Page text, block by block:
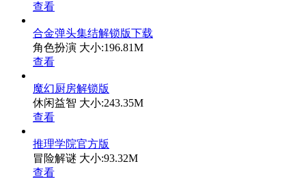
查看
合金弹头集结解锁版下载
角色扮演 大小:196.81M
查看
魔幻厨房解锁版
休闲益智 大小:243.35M
查看
推理学院官方版
冒险解谜 大小:93.32M
查看